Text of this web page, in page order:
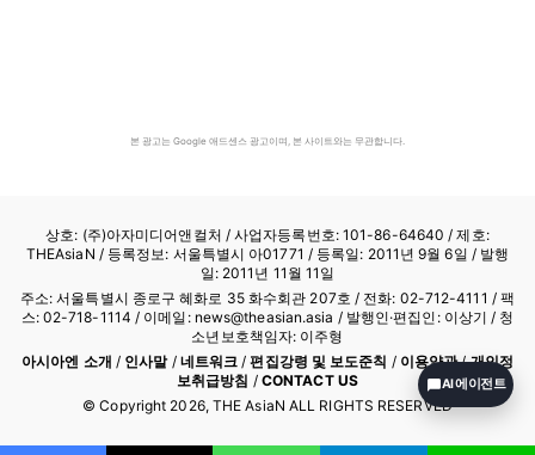
본 광고는 Google 애드센스 광고이며, 본 사이트와는 무관합니다.
상호: (주)아자미디어앤컬처 /사업자등록번호: 101-86-64640 / 제호:
THEAsiaN / 등록정보: 서울특별시 아01771 / 등록일: 2011년 9월 6일 / 발행
일: 2011년 11월 11일
주소: 서울특별시 종로구 혜화로 35 화수회관 207호 / 전화: 02-712-4111 / 팩
스: 02-718-1114 / 이메일: news@theasian.asia / 발행인·편집인: 이상기 / 청
소년보호책임자: 이주형
아시아엔 소개 / 인사말/ 네트워크 /편집강령 및 보도준칙 / 이용약관/개인정
보취급방침 / CONTACT US
© Copyright 2026, THE AsiaN ALL RIGHTS RESERVED
AI 에이전트